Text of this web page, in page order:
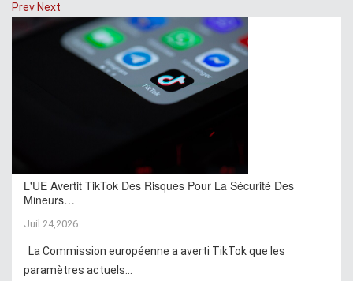
Prev Next
L'UE Avertit TikTok Des Risques Pour La Sécurité Des
Mineurs…
Juil 24,2026
La Commission européenne a averti TikTok que les
paramètres actuels...